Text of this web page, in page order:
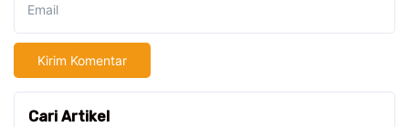
Email
Cari Artikel